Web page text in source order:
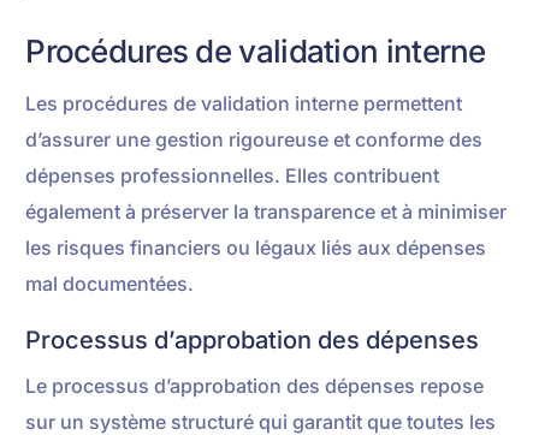
Procédures de validation interne
Les procédures de validation interne permettent
d’assurer une gestion rigoureuse et conforme des
dépenses professionnelles. Elles contribuent
également à préserver la transparence et à minimiser
les risques financiers ou légaux liés aux dépenses
mal documentées.
Processus d’approbation des dépenses
Le processus d’approbation des dépenses repose
sur un système structuré qui garantit que toutes les